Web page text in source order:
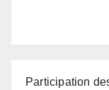
Participation